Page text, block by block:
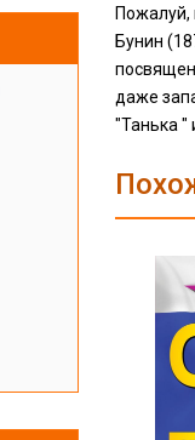
Пожалуй,
Бунин
даже
"Танька "